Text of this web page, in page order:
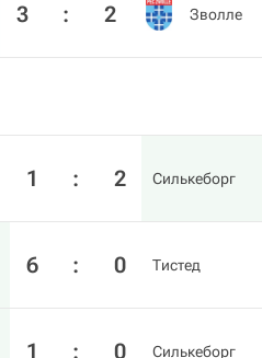
3 : 2 Зволле
1 : 2 Силькеборг
6 : 0 Тистед
1 : 0 Силькеборг